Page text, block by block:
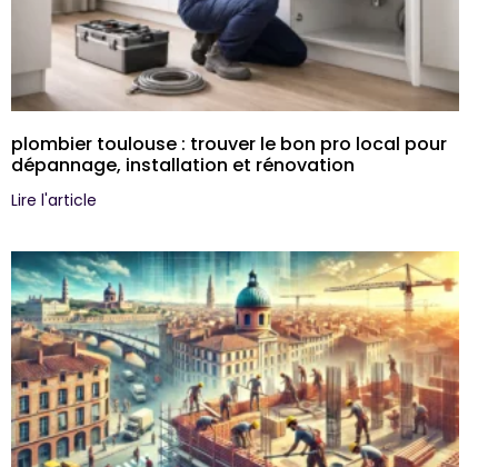
plombier toulouse : trouver le bon pro local pour
dépannage, installation et rénovation
Lire l'article